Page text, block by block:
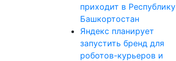
приходит в Республику
Башкортостан
Яндекс планирует
запустить бренд для
роботов-курьеров и